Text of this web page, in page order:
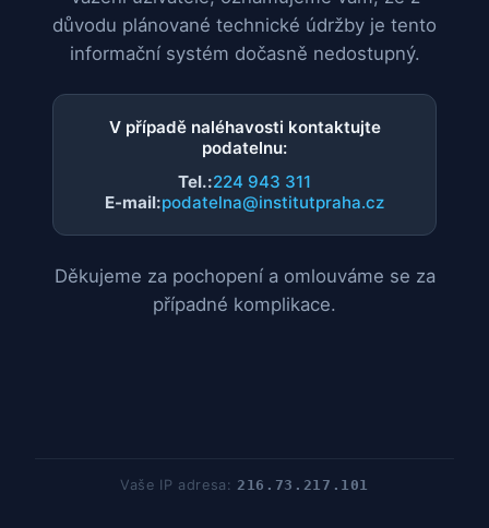
důvodu plánované technické údržby je tento
informační systém dočasně nedostupný.
V případě naléhavosti kontaktujte
podatelnu:
Tel.:224 943 311
E-mail:podatelna@institutpraha.cz
Děkujeme za pochopení a omlouváme se za
případné komplikace.
Vaše IP adresa:216.73.217.101